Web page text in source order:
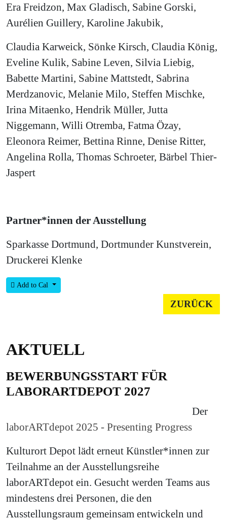
Era Freidzon, Max Gladisch, Sabine Gorski,
Aurélien Guillery, Karoline Jakubik,
Claudia Karweick, Sönke Kirsch, Claudia König,
Eveline Kulik, Sabine Leven, Silvia Liebig,
Babette Martini, Sabine Mattstedt, Sabrina
Merdzanovic, Melanie Milo, Steffen Mischke,
Irina Mitaenko, Hendrik Müller, Jutta
Niggemann, Willi Otremba, Fatma Özay,
Eleonora Reimer, Bettina Rinne, Denise Ritter,
Angelina Rolla, Thomas Schroeter, Bärbel Thier-
Jaspert
Partner*innen der Ausstellung
Sparkasse Dortmund, Dortmunder Kunstverein,
Druckerei Klenke
Add to Cal
ZURÜCK
AKTUELL
BEWERBUNGSSTART FÜR
LABORARTDEPOT 2027
laborARTdepot 2025 - Presenting Progress
Der
Kulturort Depot lädt erneut Künstler*innen zur
Teilnahme an der Ausstellungsreihe
laborARTdepot ein. Gesucht werden Teams aus
mindestens drei Personen, die den
Ausstellungsraum gemeinsam entwickeln und